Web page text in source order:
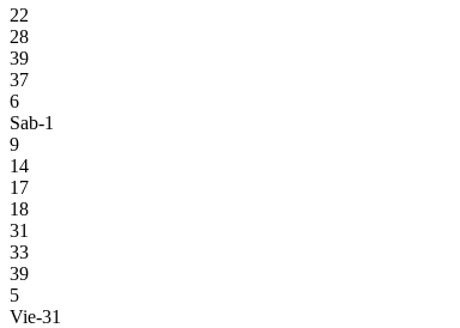
22
28
39
37
6
Sab-1
9
14
17
18
31
33
39
5
Vie-31